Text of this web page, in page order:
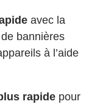
avec la
bannières
à l’aide
rapide pour